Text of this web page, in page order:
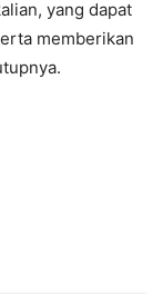
yang dapat
memberikan